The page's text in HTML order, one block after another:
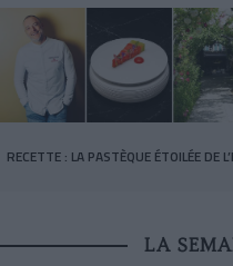
RECETTE : LA PASTÈQUE ÉTOILÉE DE
LA